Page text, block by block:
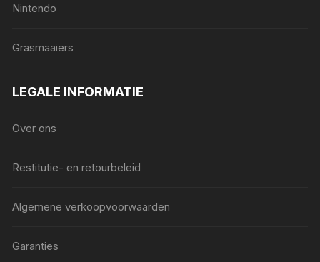
Nintendo
Grasmaaiers
LEGALE INFORMATIE
Over ons
Restitutie- en retourbeleid
Algemene verkoopvoorwaarden
Garanties